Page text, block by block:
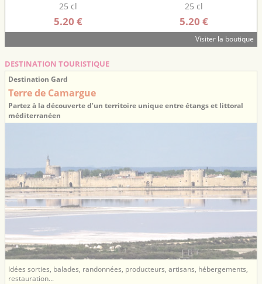
25 cl
5.20 €
25 cl
5.20 €
Visiter la boutique
DESTINATION TOURISTIQUE
Destination Gard
Terre de Camargue
Partez à la découverte d’un territoire unique entre étangs et littoral
méditerranéen
Idées sorties, balades, randonnées, producteurs, artisans, hébergements,
restauration...